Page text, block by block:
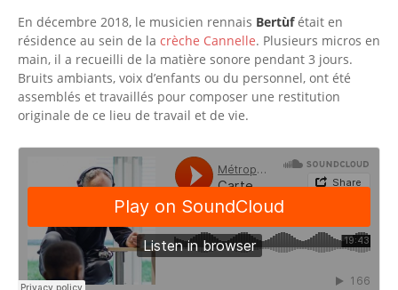
En décembre 2018, le musicien rennais Bertùfétait en
résidence au sein de la crèche Cannelle. Plusieurs micros en
main, il a recueilli de la matière sonore pendant 3 jours.
Bruits ambiants, voix d’enfants ou du personnel, ont été
assemblés et travaillés pour composer une restitution
originale de ce lieu de travail et de vie.